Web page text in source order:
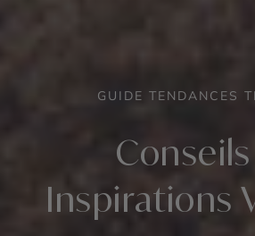
GUIDE TENDANCES
Inspirations